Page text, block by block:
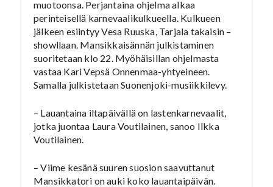
muotoonsa. Perjantaina ohjelma alkaa
perinteisellä karnevaalikulkueella. Kulkueen
jälkeen esiintyy Vesa Ruuska, Tarjala takaisin –
showllaan. Mansikkaisännän julkistaminen
suoritetaan klo 22. Myöhäisillan ohjelmasta
vastaa Kari Vepsä Onnenmaa-yhtyeineen.
Samalla julkistetaan Suonenjoki-musiikkilevy.
– Lauantaina iltapäivällä on lastenkarnevaalit,
jotka juontaa Laura Voutilainen, sanoo Ilkka
Voutilainen.
– Viime kesänä suuren suosion saavuttanut
Mansikkatori on auki koko lauantaipäivän.